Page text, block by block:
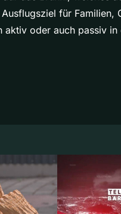
für Familien,
aktiv oder auch passiv